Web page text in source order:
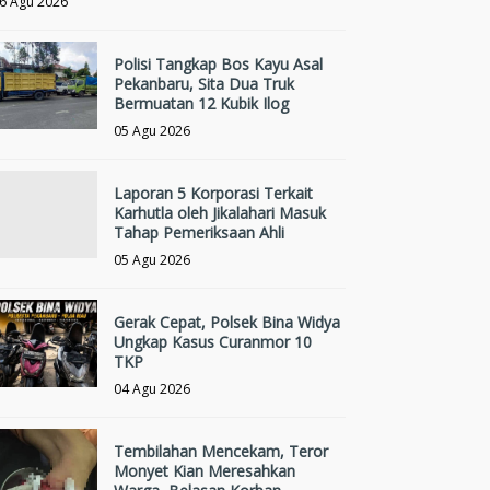
Polisi Tangkap Bos Kayu Asal
Pekanbaru, Sita Dua Truk
Bermuatan 12 Kubik Ilog
05 Agu 2026
Laporan 5 Korporasi Terkait
Karhutla oleh Jikalahari Masuk
Tahap Pemeriksaan Ahli
05 Agu 2026
Gerak Cepat, Polsek Bina Widya
Ungkap Kasus Curanmor 10
TKP
04 Agu 2026
Tembilahan Mencekam, Teror
Monyet Kian Meresahkan